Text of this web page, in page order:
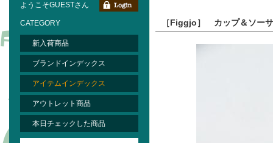
［Figgjo］ カップ＆ソー
ようこそGUESTさん
CATEGORY
新入荷商品
ブランドインデックス
アイテムインデックス
アウトレット商品
本日チェックした商品